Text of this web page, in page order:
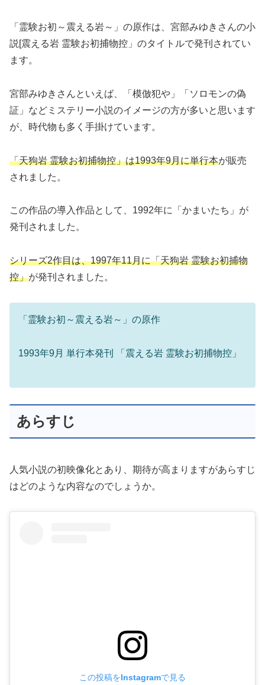
「霊験お初～震える岩～」の原作は、宮部みゆきさんの小
説[震える岩 霊験お初捕物控」のタイトルで発刊されてい
ます。
宮部みゆきさんといえば、「模倣犯や」「ソロモンの偽
証」などミステリー小説のイメージの方が多いと思います
が、時代物も多く手掛けています。
「天狗岩 霊験お初捕物控」は1993年9月に単行本が販売
されました。
この作品の導入作品として、1992年に「かまいたち」が
発刊されました。
シリーズ2作目は、1997年11月に「天狗岩 霊験お初捕物
控」が発刊されました。
「霊験お初～震える岩～」の原作
1993年9月 単行本発刊 「震える岩 霊験お初捕物控」
あらすじ
人気小説の初映像化とあり、期待が高まりますがあらすじ
はどのような内容なのでしょうか。
この投稿をInstagramで見る